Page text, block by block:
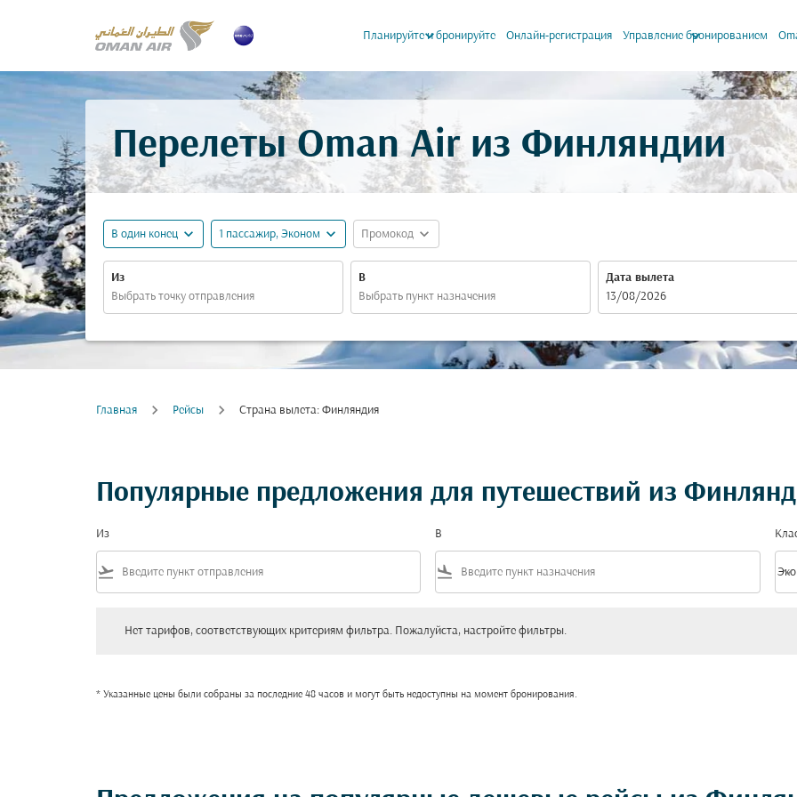
Планируйте и бронируйте
keyboard_arrow_down Онлайн-регистрация Управление бронированием
keyboard_arrow_down
Перелеты Oman Air из Финляндии
В один конец expand_more 1 пассажир, Эконом expand_more Промокод expand_more
Из В
Дата вылета
fc-booking-departure-date-aria-label
13/08/2026
Главная Рейсы Страна вылета: Финляндия
Популярные предложения для путешествий из
Из
flight_takeoff
В
flight_land keyboard_arrow_down
Нет тарифов, соответствующих критериям фильтра. Пожалуйста, настройте фильтры.
* Указанные цены были собраны за последние 48 часов и могут быть недоступны на момент бронирования.